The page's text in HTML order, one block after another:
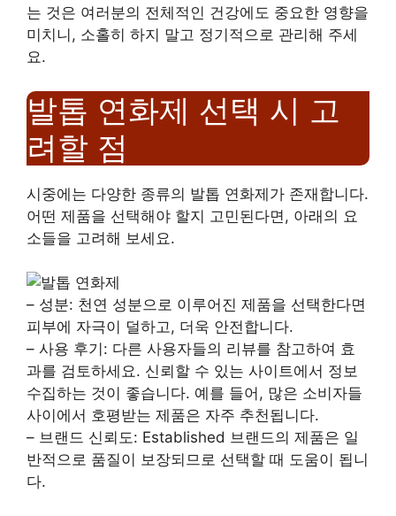
는 것은 여러분의 전체적인 건강에도 중요한 영향을
미치니, 소홀히 하지 말고 정기적으로 관리해 주세
요.
발톱 연화제 선택 시 고
려할 점
시중에는 다양한 종류의 발톱 연화제가 존재합니다.
어떤 제품을 선택해야 할지 고민된다면, 아래의 요
소들을 고려해 보세요.
– 성분: 천연 성분으로 이루어진 제품을 선택한다면
피부에 자극이 덜하고, 더욱 안전합니다.
– 사용 후기: 다른 사용자들의 리뷰를 참고하여 효
과를 검토하세요. 신뢰할 수 있는 사이트에서 정보
수집하는 것이 좋습니다. 예를 들어, 많은 소비자들
사이에서 호평받는 제품은 자주 추천됩니다.
– 브랜드 신뢰도: Established 브랜드의 제품은 일
반적으로 품질이 보장되므로 선택할 때 도움이 됩니
다.